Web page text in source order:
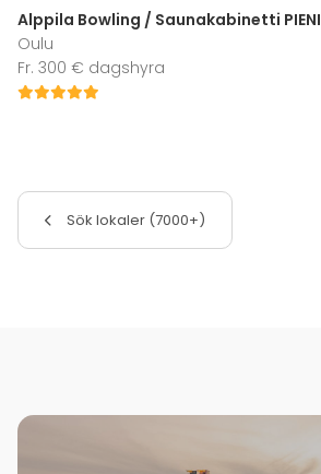
Alppila Bowling / Saunakabinetti PIENI
Oulu
Fr. 300 € dagshyra
Sök lokaler (7000+)